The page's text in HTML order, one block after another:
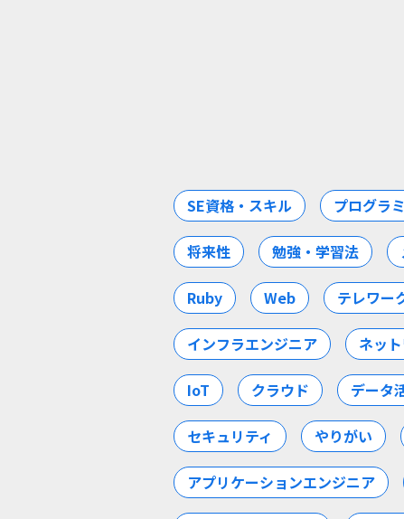
SE資格・スキル プログラ
将来性 勉強・学習法
Ruby Web テレワー
インフラエンジニア ネッ
IoT クラウド データ
セキュリティ やりがい
アプリケーションエンジニア